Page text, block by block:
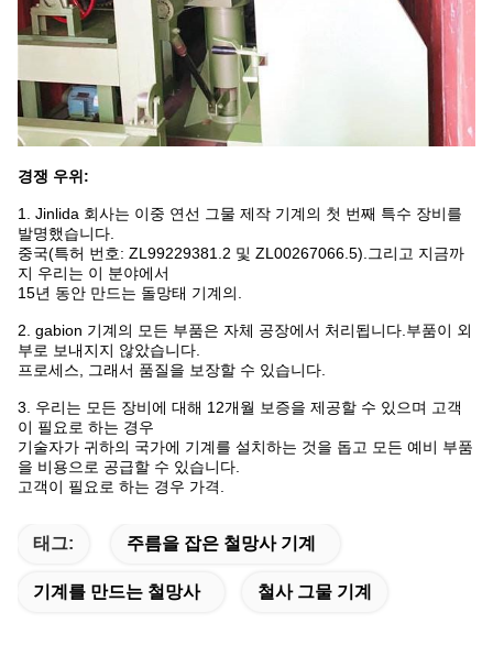
경쟁 우위:
1. Jinlida 회사는 이중 연선 그물 제작 기계의 첫 번째 특수 장비를
발명했습니다.
중국(특허 번호: ZL99229381.2 및 ZL00267066.5).그리고 지금까
지 우리는 이 분야에서
15년 동안 만드는 돌망태 기계의.
2. gabion 기계의 모든 부품은 자체 공장에서 처리됩니다.부품이 외
부로 보내지지 않았습니다.
프로세스, 그래서 품질을 보장할 수 있습니다.
3. 우리는 모든 장비에 대해 12개월 보증을 제공할 수 있으며 고객
이 필요로 하는 경우
기술자가 귀하의 국가에 기계를 설치하는 것을 돕고 모든 예비 부품
을 비용으로 공급할 수 있습니다.
고객이 필요로 하는 경우 가격.
태그: 주름을 잡은 철망사 기계
기계를 만드는 철망사 철사 그물 기계